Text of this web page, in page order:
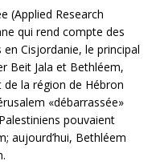
(Applied Research
qui rend compte des
Cisjordanie, le principal
Beit Jala et Bethléem,
la région de Hébron
«débarrassée»
pouvaient
aujourd’hui, Bethléem